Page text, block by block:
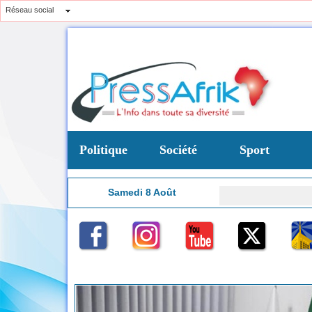
Réseau social
Politique Société Sport
Samedi 8 Août